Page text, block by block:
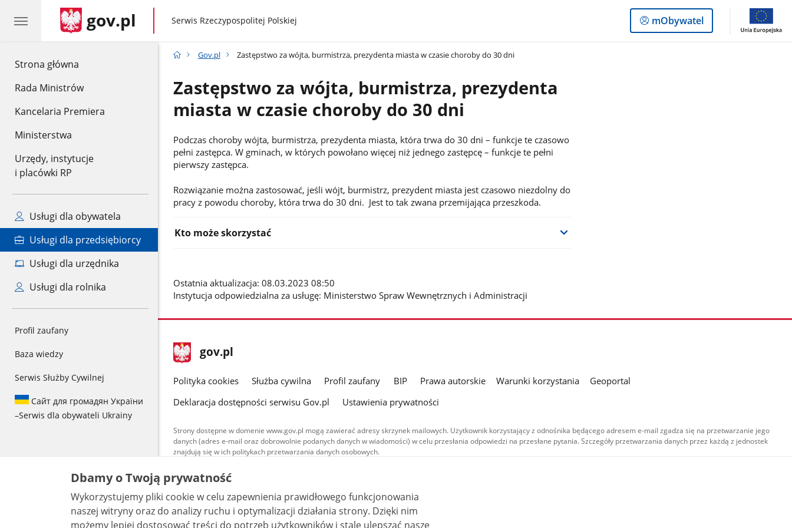
Strona główna
Rada Ministrów
Kancelaria Premiera
Ministerstwa
Urzędy, instytucje
i placówki RP
Usługi dla obywatela
Usługi dla przedsiębiorcy
Usługi dla urzędnika
Usługi dla rolnika
Profil zaufany
Baza wiedzy
Serwis Służby Cywilnej
Сайт для громадян України
–Serwis dla obywateli Ukrainy
gov.pl gov.pl
Serwis Rzeczypospolitej Polskiej
Logowanie
do
mObywatel
Gov.pl Zastępstwo za wójta, burmistrza, prezydenta miasta w czasie choroby do 30 dni
Zastępstwo za wójta, burmistrza, prezydenta
miasta w czasie choroby do 30 dni
Podczas choroby wójta, burmistrza, prezydenta miasta, która trwa do 30 dni – funkcje te czasowo
pełni zastępca. W gminach, w których powołano więcej niż jednego zastępcę – funkcje te pełni
pierwszy zastępca.
Informacje:
Rozwiązanie można zastosować, jeśli wójt, burmistrz, prezydent miasta jest czasowo niezdolny do
pracy z powodu choroby, która trwa do 30 dni. Jest to tak zwana przemijająca przeszkoda.
Kto może skorzystać
Ostatnia aktualizacja: 08.03.2023 08:50
Instytucja odpowiedzialna za usługę: Ministerstwo Spraw Wewnętrznych i Administracji
stopka
gov.pl Strona
gov.pl
gov.pl
Polityka cookies Służba cywilna Profil zaufany BIP Prawa autorskie Warunki korzystania
Geoportal
Deklaracja dostępności serwisu Gov.pl
Ustawienia prywatności
Strony dostępne w domenie www.gov.pl mogą zawierać adresy skrzynek mailowych. Użytkownik korzystający z odnośnika będącego adresem e-mail zgadza się na przetwarzanie jego
danych (adres e-mail oraz dobrowolnie podanych danych w wiadomości) w celu przesłania odpowiedzi na przesłane pytania. Szczegóły przetwarzania danych przez każdą z jednostek
znajdują się w ich politykach przetwarzania danych osobowych.
Treści tekstowe publikowane w serwisie (z wyłączeniem treści audiowizualnych), są
udostępniane na licencji typu Creative Commons: uznanie autorstwa - na tych samych
warunkach 4.0 (CC BY-SA 4.0). Materiały audiowizualne, w tym zdjęcia, materiały audio i wideo,
są udostępniane na licencji typu Creative Commons: uznanie autorstwa użycie niekomercyjne -
bez utworów zależnych 4.0 (CC BY-NC-ND 4.0), o ile nie jest to stwierdzone inaczej.
Dbamy o Twoją prywatność
Wykorzystujemy pliki cookie w celu zapewnienia prawidłowego funkcjonowania
naszej witryny oraz do analizy ruchu i optymalizacji działania strony. Dzięki nim
możemy lepiej dostosować treści do potrzeb użytkowników i stale ulepszać nasze